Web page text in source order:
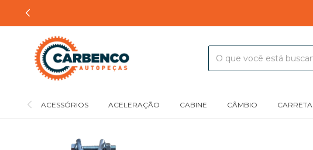
ACESSÓRIOS ACELERAÇÃO CABINE CÂMBIO CARRETA